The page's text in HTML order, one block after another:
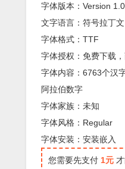
字体版本：Version
文字语言：符号拉丁
字体格式：TTF
字体授权：免费下载
字体内容：6763个汉
阿拉伯数字
字体家族：未知
字体风格：Regular
字体安装：安装嵌入
您需要先支付 1元